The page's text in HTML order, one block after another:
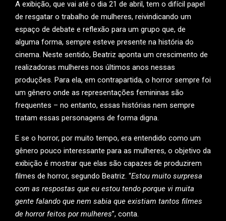
A exibição, que vai até o dia 21 de abril, tem o difícil papel
de resgatar o trabalho de mulheres, reivindicando um
espaço de debate e reflexão para um grupo que, de
alguma forma, sempre esteve presente na história do
cinema. Neste sentido, Beatriz aponta um crescimento de
realizadoras mulheres nos últimos anos nessas
produções. Para ela, em contrapartida, o horror sempre foi
um gênero onde as representações femininas são
frequentes – no entanto, essas histórias nem sempre
tratam essas personagens de forma digna.
E se o horror, por muito tempo, era entendido como um
gênero pouco interessante para as mulheres, o objetivo da
exibição é mostrar que elas são capazes de produzirem
filmes de horror, segundo Beatriz. “Estou muito surpresa
com as respostas que eu estou tendo porque vi muita
gente falando que nem sabia que existiam tantos filmes
de horror feitos por mulheres”, conta.